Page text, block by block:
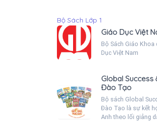
Bộ Sách Lớp 1
Giáo Dục Việt
Bộ Sách Giáo Khoa
Dục Việt Nam
Global Success
Đào Tạo
Bộ sách Global
Đào Tạo là sự kết
Anh theo lối giảng